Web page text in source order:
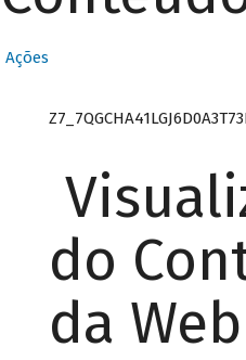
Ações
do
da Web